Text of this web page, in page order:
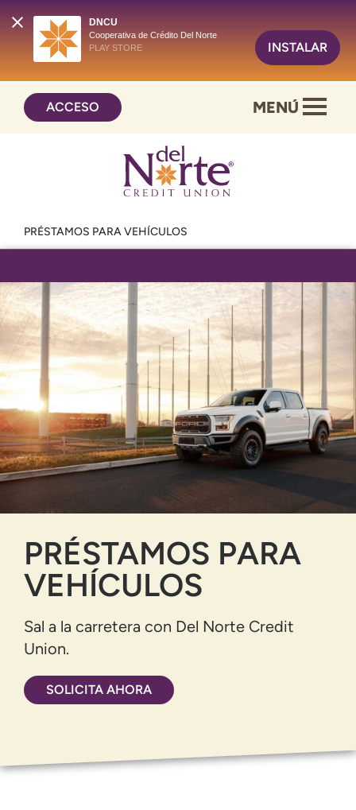
DNCU
Cooperativa de Crédito Del Norte
PLAY STORE
INSTALAR
Saltar
contenido
inicio
línea
ACCESO MENÚ
PRÉSTAMOS PARA VEHÍCULOS
PRÉSTAMOS PARA
VEHÍCULOS
Sal a la carretera con Del Norte Credit
Union.
SOLICITA AHORA